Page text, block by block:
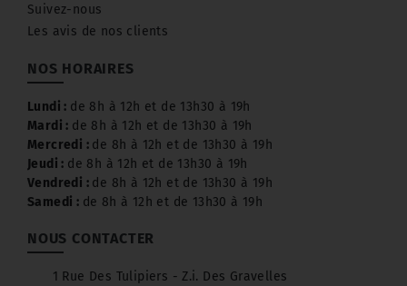
Suivez-nous
Les avis de nos clients
NOS HORAIRES
Lundi : de 8h à 12h et de 13h30 à 19h
Mardi : de 8h à 12h et de 13h30 à 19h
Mercredi : de 8h à 12h et de 13h30 à 19h
Jeudi : de 8h à 12h et de 13h30 à 19h
Vendredi : de 8h à 12h et de 13h30 à 19h
Samedi : de 8h à 12h et de 13h30 à 19h
NOUS CONTACTER
1 Rue Des Tulipiers - Z.i. Des Gravelles